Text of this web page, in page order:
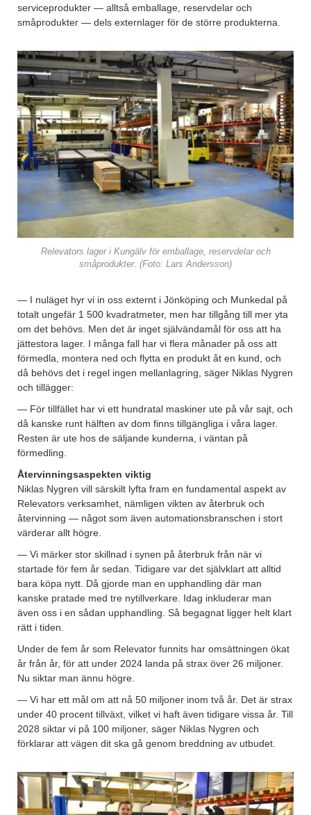
serviceprodukter — alltså emballage, reservdelar och
småprodukter — dels externlager för de större produkterna.
Relevators lager i Kungälv för emballage, reservdelar och
småprodukter. (Foto: Lars Andersson)
— I nuläget hyr vi in oss externt i Jönköping och Munkedal på
totalt ungefär 1 500 kvadratmeter, men har tillgång till mer yta
om det behövs. Men det är inget självändamål för oss att ha
jättestora lager. I många fall har vi flera månader på oss att
förmedla, montera ned och flytta en produkt åt en kund, och
då behövs det i regel ingen mellanlagring, säger Niklas Nygren
och tillägger:
— För tillfället har vi ett hundratal maskiner ute på vår sajt, och
då kanske runt hälften av dom finns tillgängliga i våra lager.
Resten är ute hos de säljande kunderna, i väntan på
förmedling.
Återvinningsaspekten viktig
Niklas Nygren vill särskilt lyfta fram en fundamental aspekt av
Relevators verksamhet, nämligen vikten av återbruk och
återvinning — något som även automationsbranschen i stort
värderar allt högre.
— Vi märker stor skillnad i synen på återbruk från när vi
startade för fem år sedan. Tidigare var det självklart att alltid
bara köpa nytt. Då gjorde man en upphandling där man
kanske pratade med tre nytillverkare. Idag inkluderar man
även oss i en sådan upphandling. Så begagnat ligger helt klart
rätt i tiden.
Under de fem år som Relevator funnits har omsättningen ökat
år från år, för att under 2024 landa på strax över 26 miljoner.
Nu siktar man ännu högre.
— Vi har ett mål om att nå 50 miljoner inom två år. Det är strax
under 40 procent tillväxt, vilket vi haft även tidigare vissa år. Till
2028 siktar vi på 100 miljoner, säger Niklas Nygren och
förklarar att vägen dit ska gå genom breddning av utbudet.